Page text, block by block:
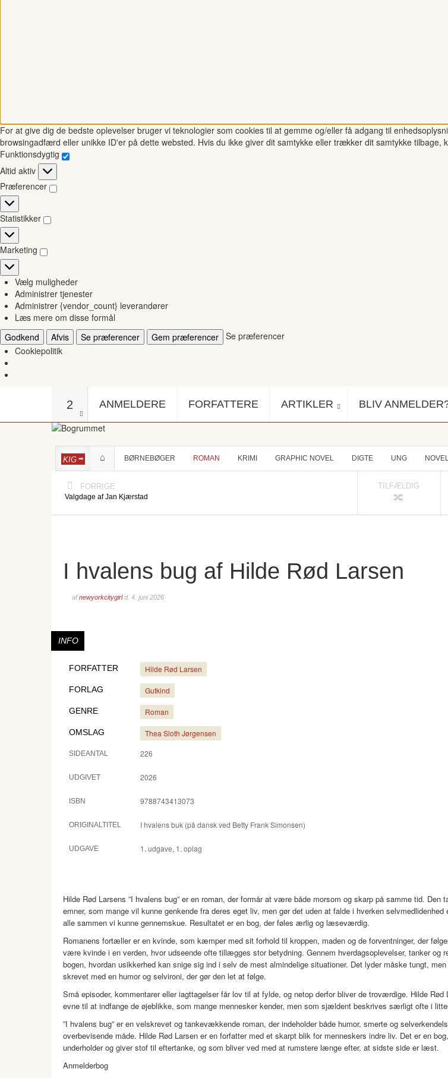
For at give dig de bedste oplevelser bruger vi teknologier som cookies til at gemme og/eller få adgang til
browsingadfærd eller unikke ID'er på dette websted. Hvis du ikke giver dit samtykke eller trækker dit samtykke tilbage,
Funktionsdygtig
Funktionsdygtig
Altid aktiv
Præferencer
Præferencer
Statistikker
Statistikker
Marketing
Marketing
Vælg muligheder
Administrer tjenester
Administrer {vendor_count} leverandører
Læs mere om disse formål
Godkend
Afvis Se præferencer Gem præferencer Se præferencer
Cookiepolitik
2 ANMELDERE FORFATTERE ARTIKLER BLIV
KIG BØRNEBØGER ROMAN KRIMI GRAPHIC NOVEL DIGTE UNG
FORRIGE
Valgdage af Jan Kjærstad
TILFÆLDIG
I hvalens bug af Hilde Rød Larsen
afnewyorkcitygirld. 4. juni 2026
INFO
FORFATTER Hilde Rød Larsen
FORLAG Gutkind
GENRE Roman
OMSLAG Thea Sloth Jørgensen
SIDEANTAL 226
UDGIVET 2026
ISBN 9788743413073
ORIGINALTITEL I hvalens buk (på dansk ved Betty Frank Simonsen)
UDGAVE 1. udgave, 1. oplag
Hilde Rød Larsens ”I hvalens bug” er en roman, der formår at være både morsom og skarp på samme tid. Den
emner, som mange vil kunne genkende fra deres eget liv, men gør det uden at falde i hverken selvmedlidenhed
alle sammen vi kunne gennemskue. Resultatet er en bog, der føles ærlig og læseværdig.
Romanens fortæller er en kvinde, som kæmper med sit forhold til kroppen, maden og de forventninger, der
være kvinde i en verden, hvor udseende ofte tillægges stor betydning. Gennem hverdagsoplevelser, tanker og
bogen, hvordan usikkerhed kan snige sig ind i selv de mest almindelige situationer. Det lyder måske tungt,
skrevet med en humor og selvironi, der gør den let at følge.
Små episoder, kommentarer eller iagttagelser får lov til at fylde, og netop derfor bliver de troværdige. Hilde Rød
evne til at indfange de øjeblikke, som mange mennesker kender, men som sjældent beskrives særligt ofte i
”I hvalens bug” er en velskrevet og tankevækkende roman, der indeholder både humor, smerte og
overbevisende måde. Hilde Rød Larsen er en forfatter med et skarpt blik for menneskers indre liv. Det er en
underholder og giver stof til eftertanke, og som bliver ved med at rumstere længe efter, at sidste side er læst.
Anmelderbog